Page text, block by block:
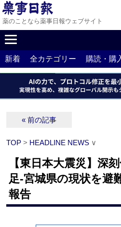
薬のことなら薬事日報ウェブサイト
新着 全カテゴリー 購読・購
« 前の記事
TOP > HEADLINE NEWS ∨
【東日本大震災】深
足‐宮城県の現状を避
報告